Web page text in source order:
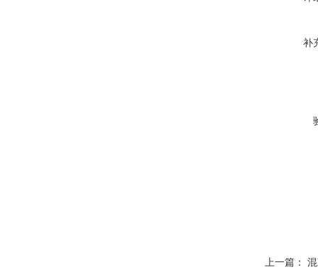
补
上一篇：